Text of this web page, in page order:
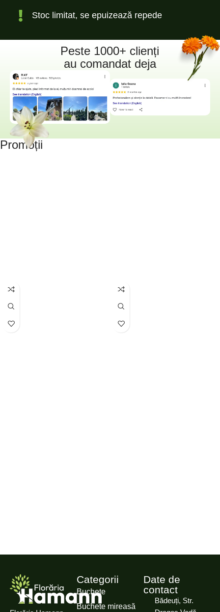
Stoc limitat, se epuizează repede
Peste 1000+ clienți
au comandat deja
Promoții
Categorii
Buchete
Buchete mireasă
Date de
contact
Bădeuți, Str.